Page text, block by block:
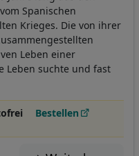
Spanischen
Krieges. Die von ihrer
Leben einer
Leben suchte und fast
Bestellen